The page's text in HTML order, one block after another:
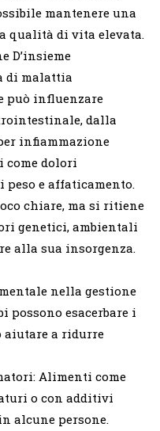
mantenere una
qualità di vita elevata.
D’insieme
di malattia
può influenzare
dalla
infiammazione
come dolori
e affaticamento.
chiare, ma si ritiene
genetici, ambientali
alla sua insorgenza.
nella gestione
possono esacerbare i
aiutare a ridurre
Alimenti come
o con additivi
alcune persone.